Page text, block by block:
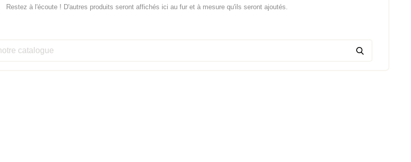
Restez à l'écoute ! D'autres produits seront affichés ici au fur et à mesure qu'ils seront ajoutés.